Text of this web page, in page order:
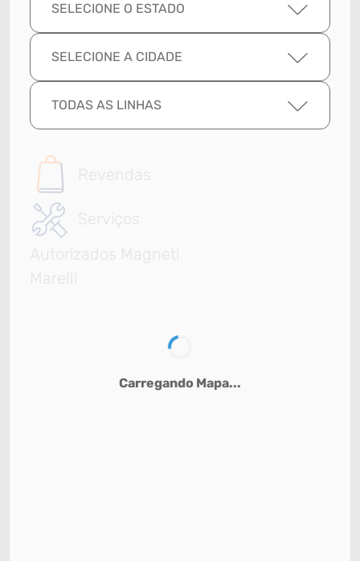
SELECIONE O ESTADO
SELECIONE A CIDADE
TODAS AS LINHAS
Revendas
Serviços
Autorizados Magneti
Marelli
Carregando Mapa...